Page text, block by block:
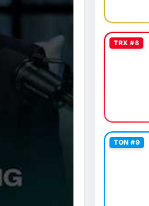
TRX #8
TON #9